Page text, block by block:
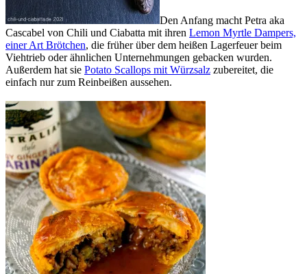
Den Anfang macht Petra aka
Cascabel von Chili und Ciabatta mit ihren Lemon Myrtle Dampers,
einer Art Brötchen, die früher über dem heißen Lagerfeuer beim
Viehtrieb oder ähnlichen Unternehmungen gebacken wurden.
Außerdem hat sie Potato Scallops mit Würzsalz zubereitet, die
einfach nur zum Reinbeißen aussehen.